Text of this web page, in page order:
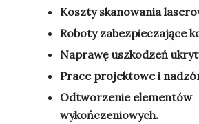
Koszty skanowania
Roboty zabezpieczające
Naprawę uszkodzeń
Prace projektowe i
Odtworzenie elementów
wykończeniowych.